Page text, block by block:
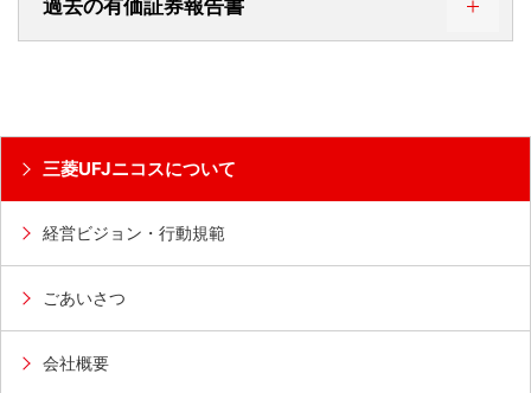
過去の有価証券報告書
第9期 半期報告書
第8期 半期報告書
三菱UFJニコスについて
経営ビジョン・行動規範
ごあいさつ
会社概要